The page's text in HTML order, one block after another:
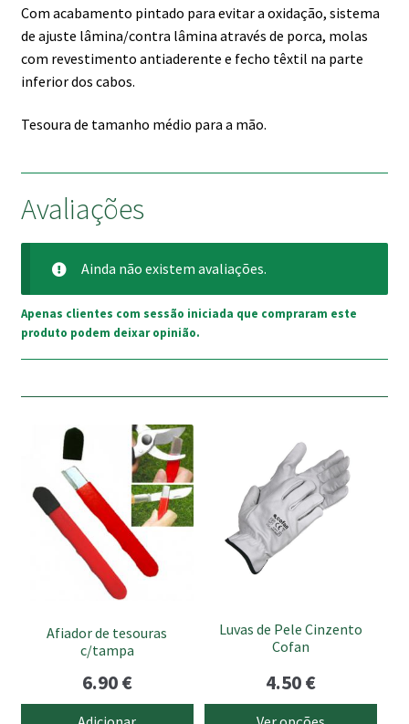
Com acabamento pintado para evitar a oxidação, sistema
de ajuste lâmina/contra lâmina através de porca, molas
com revestimento antiaderente e fecho têxtil na parte
inferior dos cabos.
Tesoura de tamanho médio para a mão.
Avaliações
Ainda não existem avaliações.
Apenas clientes com sessão iniciada que compraram este
produto podem deixar opinião.
Afiador de tesouras
c/tampa
6.90€
Luvas de Pele Cinzento
Cofan
4.50€
multiple
variants.
The
options
chosen
product